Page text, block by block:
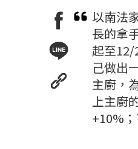
以南法
長的拿
起至12/
己做出
主廚，
上主廚
+10%